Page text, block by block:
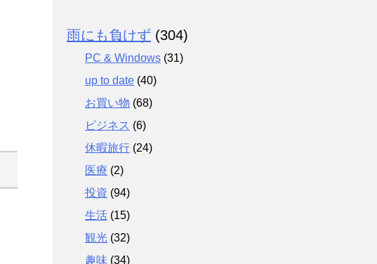
雨にも負けず (304)
PC & Windows (31)
up to date (40)
お買い物 (68)
ビジネス (6)
休暇旅行 (24)
医療 (2)
投資 (94)
生活 (15)
観光 (32)
趣味 (34)